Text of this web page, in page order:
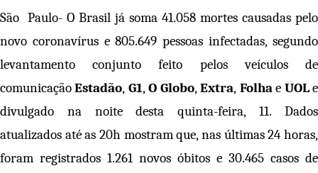
São Paulo- O Brasil já soma 41.058 mortes causadas pelo
novo coronavírus e 805.649 pessoas infectadas, segundo
levantamento conjunto feito pelos veículos de
comunicaçãoEstadão, G1,O Globo,Extra, Folhae UOLe
divulgado na noite desta quinta-feira, 11. Dados
atualizados até as 20h mostram que, nas últimas 24 horas,
foram registrados 1.261 novos óbitos e 30.465 casos de